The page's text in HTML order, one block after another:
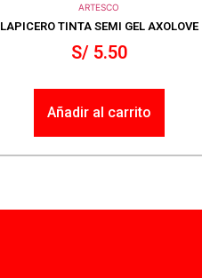
ARTESCO
LAPICERO TINTA SEMI GEL AXOLOVE
S/5.50
Añadir al carrito